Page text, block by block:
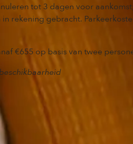
tot 3 dagen voor aankomst;
rekening gebracht.
€655 op basis van twee